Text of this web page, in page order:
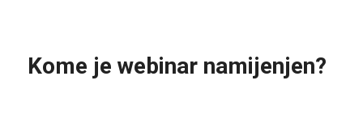
Kome je webinar namijenjen?